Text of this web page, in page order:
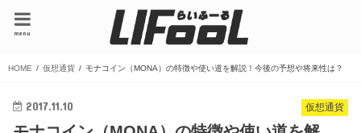
menu
HOME 仮想通貨 モナコイン（MONA）の特徴や使い道を解説！今後の予想や将来性は？
仮想通貨
2017.11.10